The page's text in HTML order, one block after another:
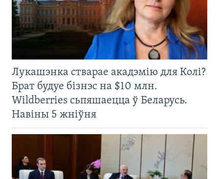
Лукашэнка стварае акадэмію для Колі?
Брат будуе бізнэс на $10 млн.
Wildberries сьпяшаецца ў Беларусь.
Навіны 5 жніўня